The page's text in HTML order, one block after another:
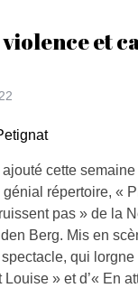
et
ajouté cette
génial répertoire, «
pas » de la
Berg. Mis en
qui
» et d’« En